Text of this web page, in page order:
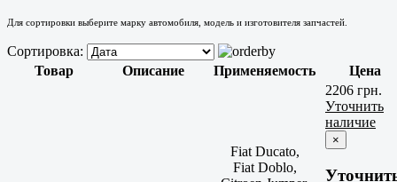
Для сортировки выберите марку автомобиля, модель и изготовителя запчастей.
Сортировка:
Товар
Описание Применяемость Цена
Fiat Ducato,
Fiat Doblo,
2206 грн.
Уточнить
наличие
×